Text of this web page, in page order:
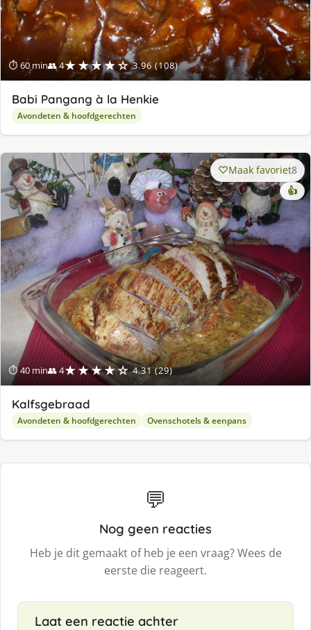
⏱ 60 min👥 4★★★★☆ 3.96 (108)
Babi Pangang à la Henkie
Avondeten & hoofdgerechten
⏱ 40 min👥 4★★★★☆ 4.31 (29)
Maak favoriet8
👍
Kalfsgebraad
Avondeten & hoofdgerechten Ovenschotels & eenpans
💬
Nog geen reacties
Heb je dit gemaakt of heb je een vraag? Wees de
eerste die reageert.
Laat een reactie achter